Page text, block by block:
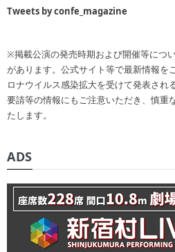
Tweets by confe_magazine
※掲載公演の発売時期および開催等につ
があります。公式サイト等で最新情報を
ロナウイルス感染拡大を受けて発表され
要請等の情報にもご注意いただき、慎重
たします。
ADS